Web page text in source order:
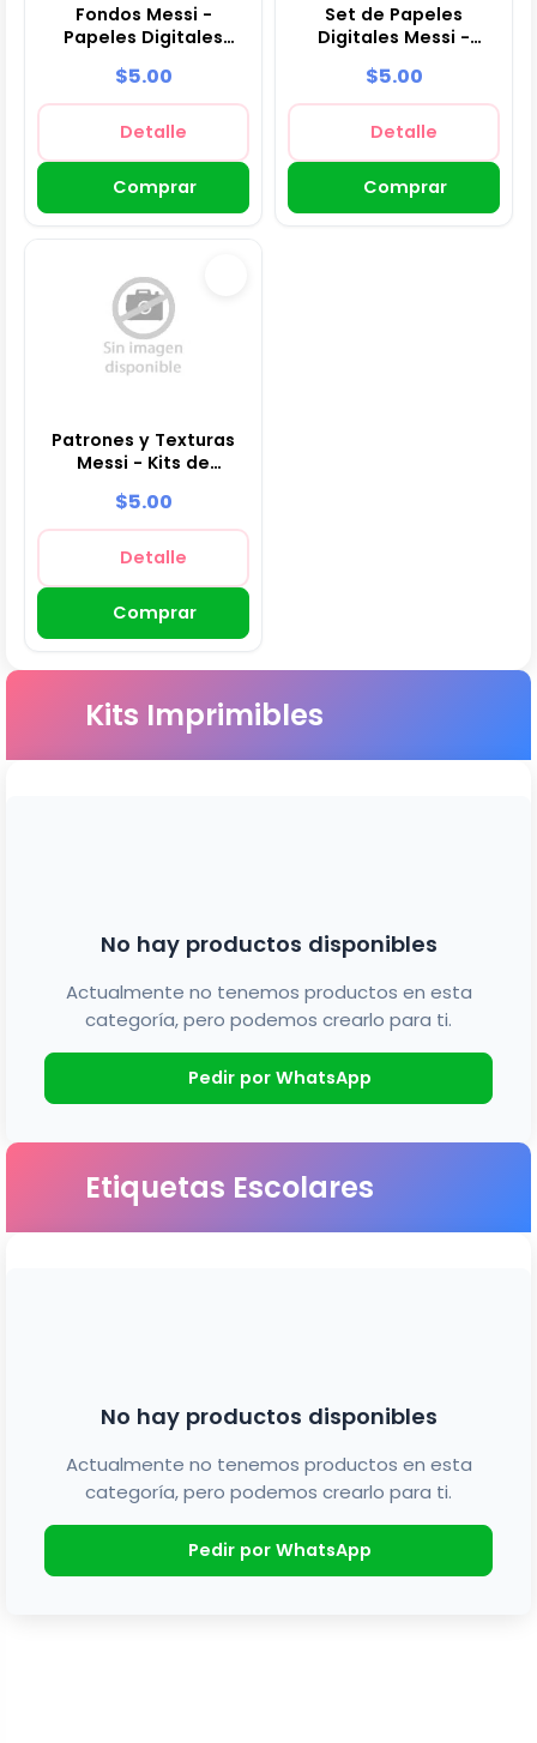
Fondos Messi -
Papeles Digitales
$5.00
Detalle
Comprar
Set de Papeles
Digitales Messi -
Scrapbooking
$5.00
Detalle
Comprar
Patrones y Texturas
Messi - Kits de
$5.00
Detalle
Comprar
Kits Imprimibles
No hay productos disponibles
Actualmente no tenemos productos en esta
categoría, pero podemos crearlo para ti.
Pedir por WhatsApp
Etiquetas Escolares
No hay productos disponibles
Actualmente no tenemos productos en esta
categoría, pero podemos crearlo para ti.
Pedir por WhatsApp